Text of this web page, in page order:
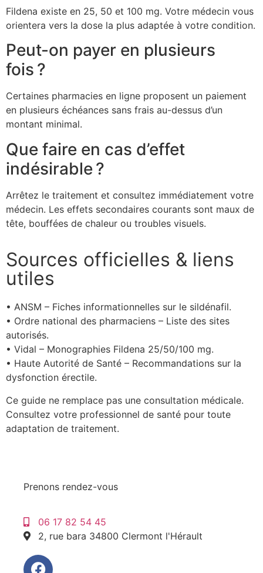
Fildena existe en 25, 50 et 100 mg. Votre médecin vous
orientera vers la dose la plus adaptée à votre condition.
Peut-on payer en plusieurs
fois ?
Certaines pharmacies en ligne proposent un paiement
en plusieurs échéances sans frais au-dessus d’un
montant minimal.
Que faire en cas d’effet
indésirable ?
Arrêtez le traitement et consultez immédiatement votre
médecin. Les effets secondaires courants sont maux de
tête, bouffées de chaleur ou troubles visuels.
Sources officielles & liens
utiles
• ANSM – Fiches informationnelles sur le sildénafil.
• Ordre national des pharmaciens – Liste des sites
autorisés.
• Vidal – Monographies Fildena 25/50/100 mg.
• Haute Autorité de Santé – Recommandations sur la
dysfonction érectile.
Ce guide ne remplace pas une consultation médicale.
Consultez votre professionnel de santé pour toute
adaptation de traitement.
Prenons rendez-vous
06 17 82 54 45
2, rue bara 34800 Clermont l'Hérault